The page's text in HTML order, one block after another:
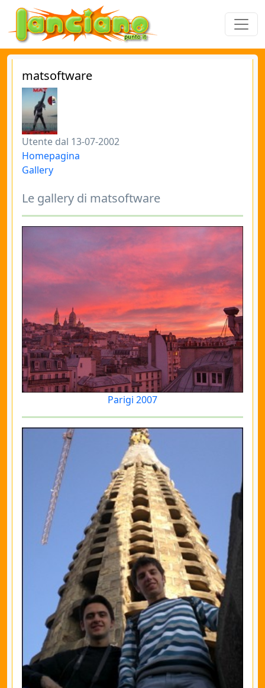
matsoftware
Utente dal 13-07-2002
Homepagina
Gallery
Le gallery di matsoftware
Parigi 2007